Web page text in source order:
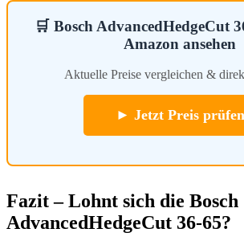
🛒 Bosch AdvancedHedgeCut
Amazon ansehen
Aktuelle Preise vergleichen &
► Jetzt Preis prüfen
Fazit – Lohnt sich die Bosch
AdvancedHedgeCut 36-65?